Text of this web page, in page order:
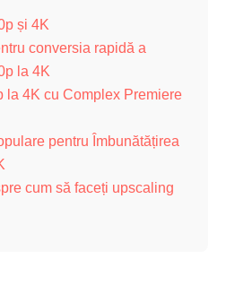
și 4K
conversia rapidă a
la 4K
la 4K cu Complex Premiere
pentru Îmbunătățirea
cum să faceți upscaling